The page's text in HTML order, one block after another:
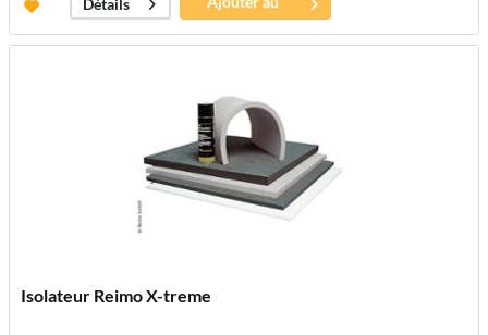
Détails
panier
Isolateur Reimo X-treme